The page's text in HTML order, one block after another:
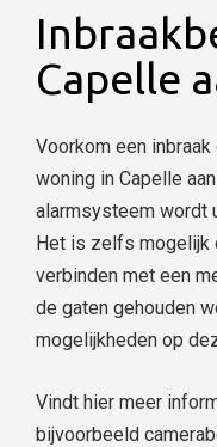
Capelle
Voorkom een
woning in Capelle
alarmsysteem wordt
Het is zelfs mogelijk
verbinden met een
de gaten gehouden
mogelijkheden op
Vindt hier meer
bijvoorbeeld